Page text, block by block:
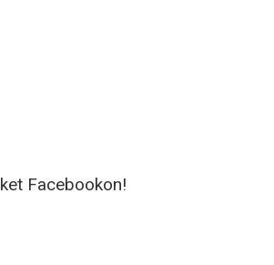
Facebookon!